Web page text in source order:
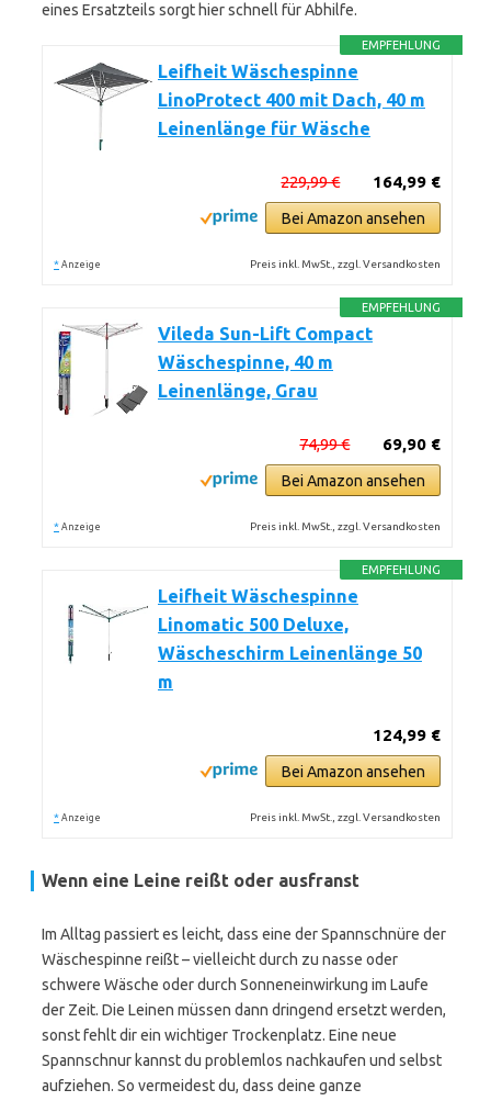
eines Ersatzteils sorgt hier schnell für Abhilfe.
EMPFEHLUNG
Leifheit Wäschespinne
LinoProtect 400 mit Dach, 40 m
Leinenlänge für Wäsche
164,99 €
229,99 €
Bei Amazon ansehen
* Anzeige Preis inkl. MwSt., zzgl. Versandkosten
EMPFEHLUNG
Vileda Sun-Lift Compact
Wäschespinne, 40 m
Leinenlänge, Grau
69,90 €
74,99 €
Bei Amazon ansehen
* Anzeige Preis inkl. MwSt., zzgl. Versandkosten
EMPFEHLUNG
Leifheit Wäschespinne
Linomatic 500 Deluxe,
Wäscheschirm Leinenlänge 50
m
124,99 €
Bei Amazon ansehen
* Anzeige Preis inkl. MwSt., zzgl. Versandkosten
Wenn eine Leine reißt oder ausfranst
Im Alltag passiert es leicht, dass eine der Spannschnüre der
Wäschespinne reißt – vielleicht durch zu nasse oder
schwere Wäsche oder durch Sonneneinwirkung im Laufe
der Zeit. Die Leinen müssen dann dringend ersetzt werden,
sonst fehlt dir ein wichtiger Trockenplatz. Eine neue
Spannschnur kannst du problemlos nachkaufen und selbst
aufziehen. So vermeidest du, dass deine ganze